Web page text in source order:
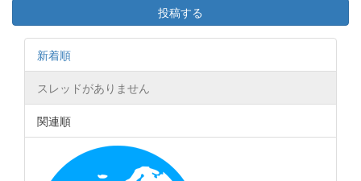
投稿する
新着順
スレッドがありません
関連順